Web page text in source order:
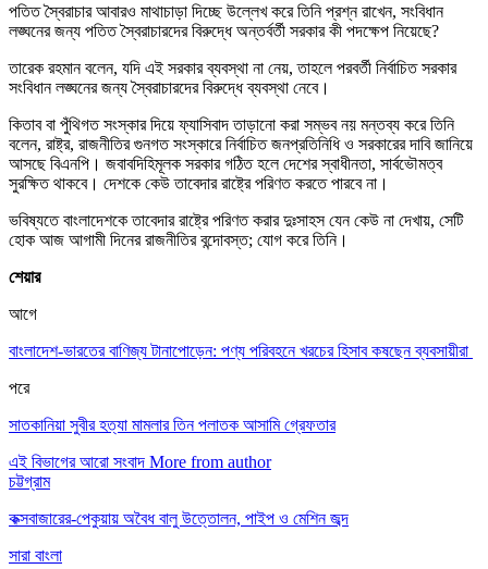
পতিত স্বৈরাচার আবারও মাথাচাড়া দিচ্ছে উল্লেখ করে তিনি প্রশ্ন রাখেন, সংবিধান
লঙ্ঘনের জন্য পতিত স্বৈরাচারদের বিরুদ্ধে অন্তর্বর্তী সরকার কী পদক্ষেপ নিয়েছে?
তারেক রহমান বলেন, যদি এই সরকার ব্যবস্থা না নেয়, তাহলে পরবর্তী নির্বাচিত সরকার
সংবিধান লঙ্ঘনের জন্য স্বৈরাচারদের বিরুদ্ধে ব্যবস্থা নেবে।
কিতাব বা পুঁথিগত সংস্কার দিয়ে ফ্যাসিবাদ তাড়ানো করা সম্ভব নয় মন্তব্য করে তিনি
বলেন, রাষ্ট্র, রাজনীতির গুনগত সংস্কারে নির্বাচিত জনপ্রতিনিধি ও সরকারের দাবি জানিয়ে
আসছে বিএনপি। জবাবদিহিমূলক সরকার গঠিত হলে দেশের স্বাধীনতা, সার্বভৌমত্ব
সুরক্ষিত থাকবে। দেশকে কেউ তাবেদার রাষ্ট্রে পরিণত করতে পারবে না।
ভবিষ্যতে বাংলাদেশকে তাবেদার রাষ্ট্রে পরিণত করার দুঃসাহস যেন কেউ না দেখায়, সেটি
হোক আজ আগামী দিনের রাজনীতির বন্দোবস্ত; যোগ করে তিনি।
শেয়ার
আগে
বাংলাদেশ-ভারতের বাণিজ্য টানাপোড়েন: পণ্য পরিবহনে খরচের হিসাব কষছেন ব্যবসায়ীরা
পরে
সাতকানিয়া সুবীর হত্যা মামলার তিন পলাতক আসামি গ্রেফতার
এই বিভাগের আরো সংবাদ More from author
চট্টগ্রাম
কক্সবাজারের-পেকুয়ায় অবৈধ বালু উত্তোলন, পাইপ ও মেশিন জব্দ
সারা বাংলা